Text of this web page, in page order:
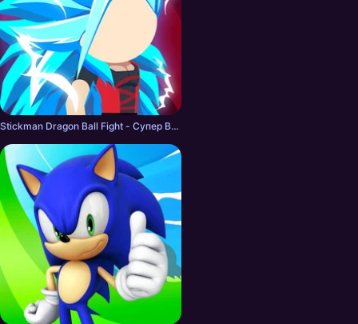
Stickman Dragon Ball Fight - Супер Воины Стикменов